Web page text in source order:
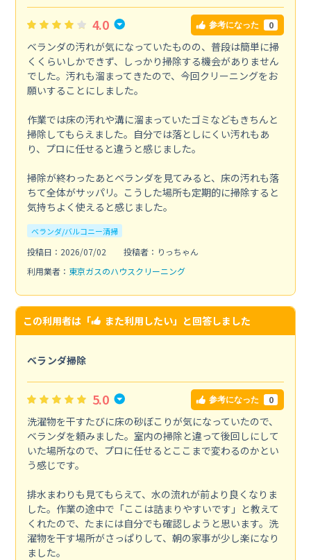
4.0 参考になった 0
ベランダの汚れが気になっていたものの、普段は簡単に掃
くくらいしかできず、しっかり掃除する機会がありません
でした。汚れも溜まってきたので、今回クリーニングをお
願いすることにしました。
作業では床の汚れや溝に溜まっていたゴミなどもきちんと
掃除してもらえました。自分では落としにくい汚れもあ
り、プロに任せると違うと感じました。
掃除が終わったあとベランダを見てみると、床の汚れも落
ちて全体がサッパリ。こうした場所も定期的に掃除すると
気持ちよく使えると感じました。
ベランダ/バルコニー清掃
投稿日：2026/07/02
投稿者：りっちゃん
利用業者： 東京ガスのハウスクリーニング
この利用者は「 また利用したい」と回答しました
ベランダ掃除
5.0 参考になった 0
洗濯物を干すたびに床の砂ぼこりが気になっていたので、
ベランダを頼みました。室内の掃除と違って後回しにして
いた場所なので、プロに任せるとここまで変わるのかとい
う感じです。
排水まわりも見てもらえて、水の流れが前より良くなりま
した。作業の途中で「ここは詰まりやすいです」と教えて
くれたので、たまには自分でも確認しようと思います。洗
濯物を干す場所がさっぱりして、朝の家事が少し楽になり
ました。